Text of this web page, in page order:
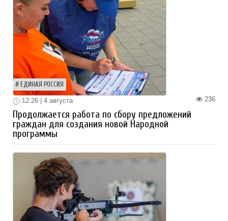
ЕДИНАЯ РОССИЯ
236
12:26 | 4 августа
Продолжается работа по сбору предложений
граждан для создания новой Народной
программы